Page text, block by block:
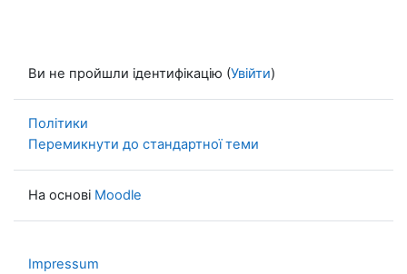
Ви не пройшли ідентифікацію (Увійти)
Політики
Перемикнути до стандартної теми
На основі Moodle
Impressum